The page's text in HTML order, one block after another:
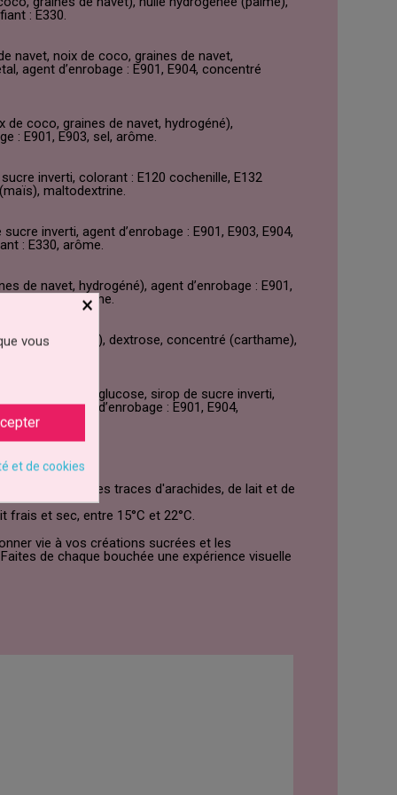
: E330.
navet, noix de coco, graines de navet,
agent d’enrobage : E901, E904, concentré
de coco, graines de navet, hydrogéné),
: E901, E903, sel, arôme.
inverti, colorant : E120 cochenille, E132
maltodextrine.
inverti, agent d’enrobage : E901, E903, E904,
: E330, arôme.
de navet, hydrogéné), agent d’enrobage : E901,
inverti, sel, arôme.
de navet), dextrose, concentré (carthame),
sirop de glucose, sirop de sucre inverti,
agent d’enrobage : E901, E904,
contenir des traces d'arachides, de lait et de
et sec, entre 15°C et 22°C.
vie à vos créations sucrées et les
de chaque bouchée une expérience visuelle
×
vous
et de cookies